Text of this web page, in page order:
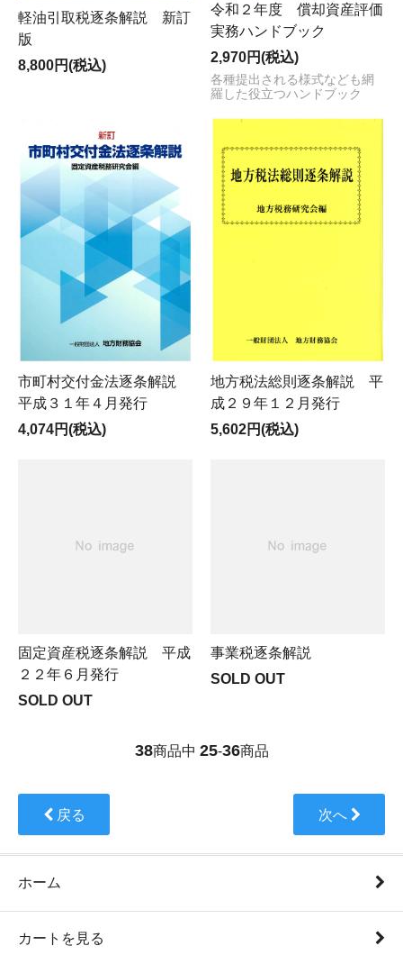
軽油引取税逐条解説 新訂
版
8,800円(税込)
令和２年度 償却資産評価
実務ハンドブック
2,970円(税込)
各種提出される様式なども網
羅した役立つハンドブック
市町村交付金法逐条解説
平成３１年４月発行
4,074円(税込)
地方税法総則逐条解説 平
成２９年１２月発行
5,602円(税込)
固定資産税逐条解説 平成
２２年６月発行
SOLD OUT
事業税逐条解説
SOLD OUT
38商品中 25-36商品
戻る 次へ
ホーム
カートを見る